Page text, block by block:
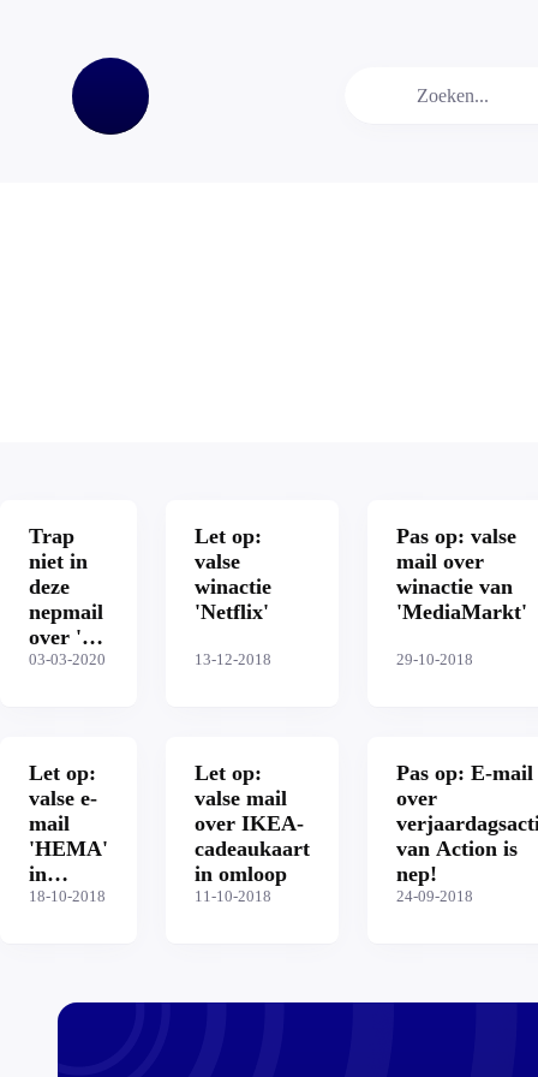
Trap
niet in
deze
nepmail
over '3
jaar
03-03-2020
Let op:
valse
winactie
'Netflix'
13-12-2018
Pas op: valse
mail over
winactie van
'MediaMarkt'
29-10-2018
Let op:
valse e-
mail
'HEMA'
in
omloop
18-10-2018
Let op:
valse mail
over IKEA-
cadeaukaart
in omloop
11-10-2018
Pas op: E-mail
over
van Action is
nep!
24-09-2018